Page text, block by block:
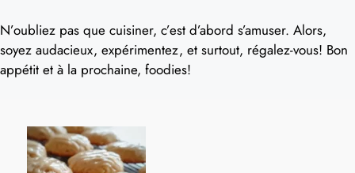
N’oubliez pas que cuisiner, c’est d’abord s’amuser. Alors,
soyez audacieux, expérimentez, et surtout, régalez-vous! Bon
appétit et à la prochaine, foodies!